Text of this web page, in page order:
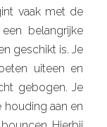
vaak met de
belangrijke
geschikt is. Je
uiteen en
gebogen. Je
houding aan en